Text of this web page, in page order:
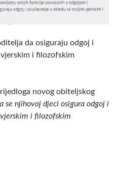
da osiguraju odgoj i
i filozofskim
novog obiteljskog
se njihovoj djeci osigura odgoj i
i filozofskim